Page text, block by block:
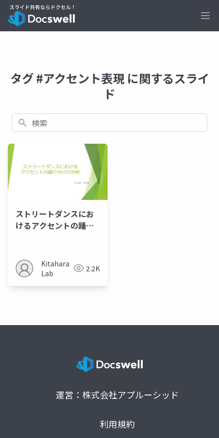
タグ #アクセント表現 に関するスライ
ド
検索
ストリートダンスにお
けるアクセントの踊り
Kitahara
Lab
2.2K
運営：株式会社アプルーシッド
利用規約